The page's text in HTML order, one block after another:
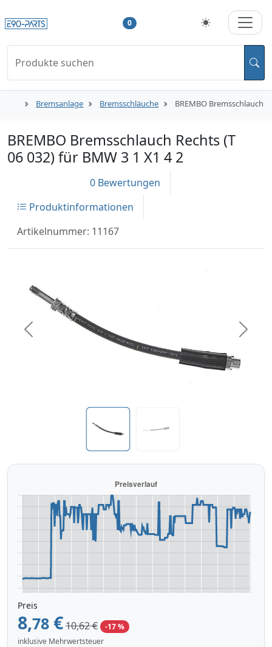
0
Produkte suchen
Bremsanlage Bremsschläuche BREMBO Bremsschlauch
BREMBO Bremsschlauch Rechts (T
06 032) für BMW 3 1 X1 4 2
0 Bewertungen
Produktinformationen
Artikelnummer: 11167
Previous Next
Preis
8,78 €10,62 €
-17 %
inklusive Mehrwertsteuer